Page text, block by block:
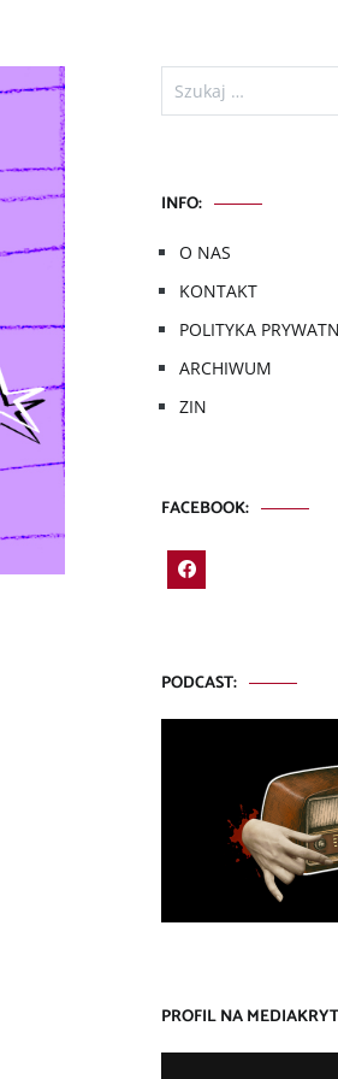
Szukaj:
INFO:
O NAS
KONTAKT
POLITYKA
ARCHIWUM
ZIN
FACEBOOK:
PODCAST:
PROFIL NA